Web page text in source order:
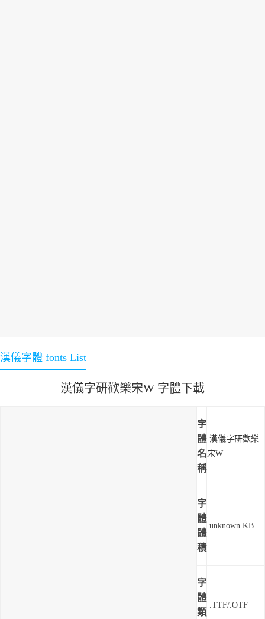
漢儀字體 fonts List
漢儀字研歡樂宋W 字體下載
字
體
名
稱
漢儀字研歡樂
宋W
字
體
體
積
unknown KB
字
體
類
.TTF/.OTF